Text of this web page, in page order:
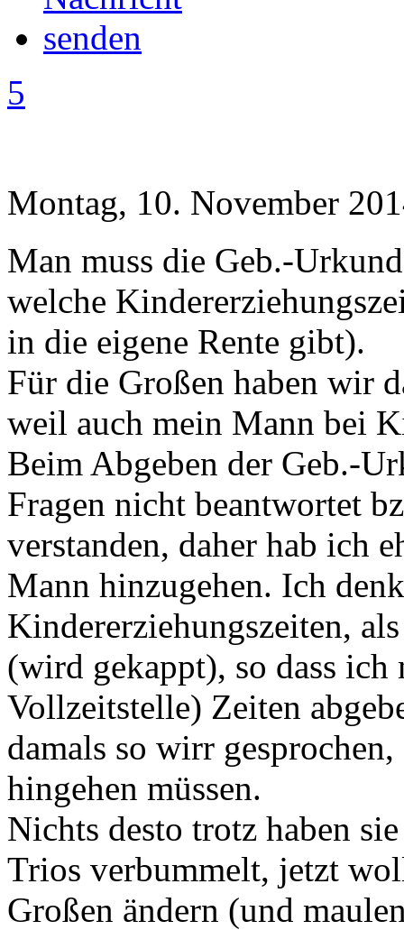
5
Montag, 10. November
Man muss die Geb.-
welche
in die eigene Rente gibt).
Für die Großen haben wir
weil auch mein Mann bei
Beim Abgeben der Geb.-
Fragen nicht beantwortet
verstanden, daher hab ich
Mann hinzugehen. Ich
Kindererziehungszeiten,
(wird gekappt), so dass
Vollzeitstelle) Zeiten
damals so wirr
hingehen müssen.
Nichts desto trotz haben
Trios verbummelt, jetzt
Großen ändern (und